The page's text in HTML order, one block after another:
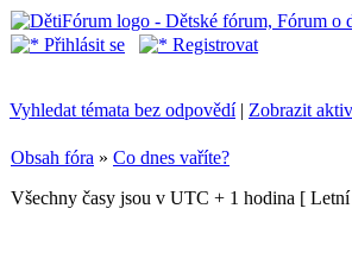
Přihlásit se Registrovat
Vyhledat témata bez odpovědí| Zobrazit
Obsah fóra » Co dnes vaříte?
Všechny časy jsou v UTC + 1 hodina [ Letní